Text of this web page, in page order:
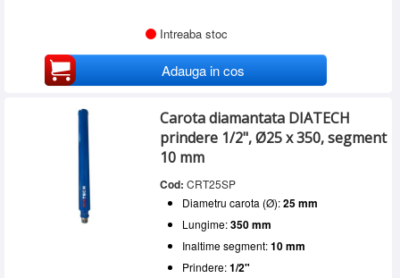
Intreaba stoc
Adauga in cos
Carota diamantata DIATECH
prindere 1/2", Ø25 x 350, segment
10 mm
Cod: CRT25SP
Diametru carota (Ø):25 mm
Lungime:350 mm
Inaltime segment:10 mm
Prindere:1/2"